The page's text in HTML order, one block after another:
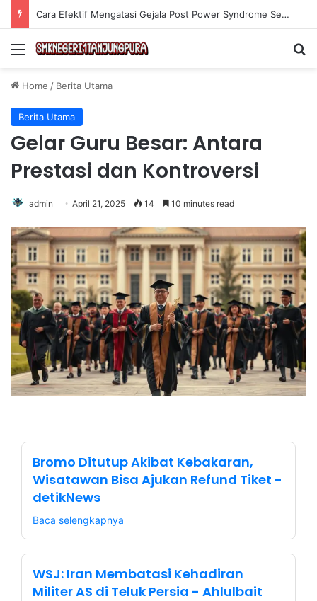
Cara Efektif Mengatasi Gejala Post Power Syndrome Setelah Pensiun Kerja
Menu
Home / Berita Utama
Berita Utama
Gelar Guru Besar: Antara
Prestasi dan Kontroversi
admin April 21, 2025 14 10 minutes read
Bromo Ditutup Akibat Kebakaran,
Wisatawan Bisa Ajukan Refund Tiket -
detikNews
Baca selengkapnya
WSJ: Iran Membatasi Kehadiran
Militer AS di Teluk Persia - Ahlulbait